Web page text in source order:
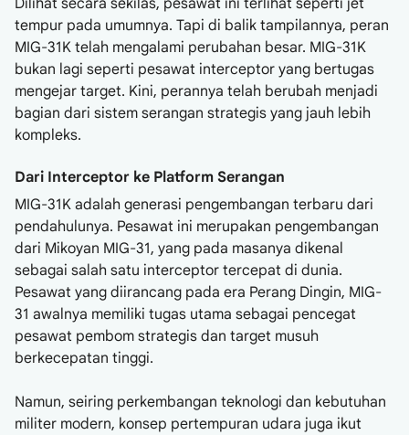
Dilihat secara sekilas, pesawat ini terlihat seperti jet
tempur pada umumnya. Tapi di balik tampilannya, peran
MIG-31K telah mengalami perubahan besar. MIG-31K
bukan lagi seperti pesawat interceptor yang bertugas
mengejar target. Kini, perannya telah berubah menjadi
bagian dari sistem serangan strategis yang jauh lebih
kompleks.
Dari Interceptor ke Platform Serangan
MIG-31K adalah generasi pengembangan terbaru dari
pendahulunya. Pesawat ini merupakan pengembangan
dari Mikoyan MIG-31, yang pada masanya dikenal
sebagai salah satu interceptor tercepat di dunia.
Pesawat yang diirancang pada era Perang Dingin, MIG-
31 awalnya memiliki tugas utama sebagai pencegat
pesawat pembom strategis dan target musuh
berkecepatan tinggi.
Namun, seiring perkembangan teknologi dan kebutuhan
militer modern, konsep pertempuran udara juga ikut